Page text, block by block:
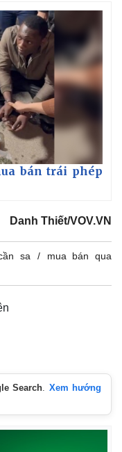
bán trái phép
Danh Thiết/VOV.VN
sa
mua bán qua
Search
Xem hướng